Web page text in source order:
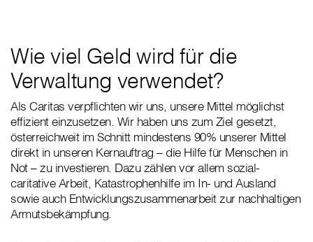
Wie viel Geld wird für die
Verwaltung verwendet?
Als Caritas verpflichten wir uns, unsere Mittel möglichst
effizient einzusetzen. Wir haben uns zum Ziel gesetzt,
österreichweit im Schnitt mindestens 90% unserer Mittel
direkt in unseren Kernauftrag – die Hilfe für Menschen in
Not – zu investieren. Dazu zählen vor allem sozial-
caritative Arbeit, Katastrophenhilfe im In- und Ausland
sowie auch Entwicklungszusammenarbeit zur nachhaltigen
Armutsbekämpfung.